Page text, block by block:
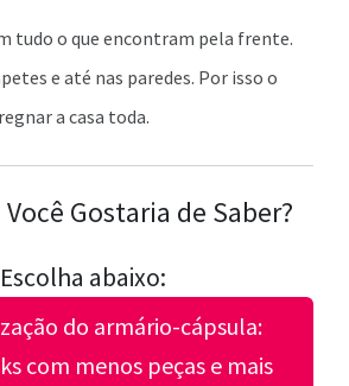
tudo o que encontram pela frente.
e até nas paredes. Por isso o
a casa toda.
Você Gostaria de Saber?
Escolha abaixo:
do armário-cápsula:
com menos peças e mais